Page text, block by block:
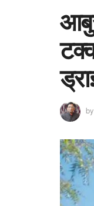
by